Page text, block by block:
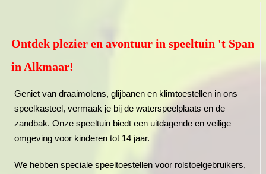
Ontdek plezier en avontuur in speeltuin 't Span
in Alkmaar!
Geniet van draaimolens, glijbanen en klimtoestellen in ons
speelkasteel, vermaak je bij de waterspeelplaats en de
zandbak. Onze speeltuin biedt een uitdagende en veilige
omgeving voor kinderen tot 14 jaar.
We hebben speciale speeltoestellen voor rolstoelgebruikers,